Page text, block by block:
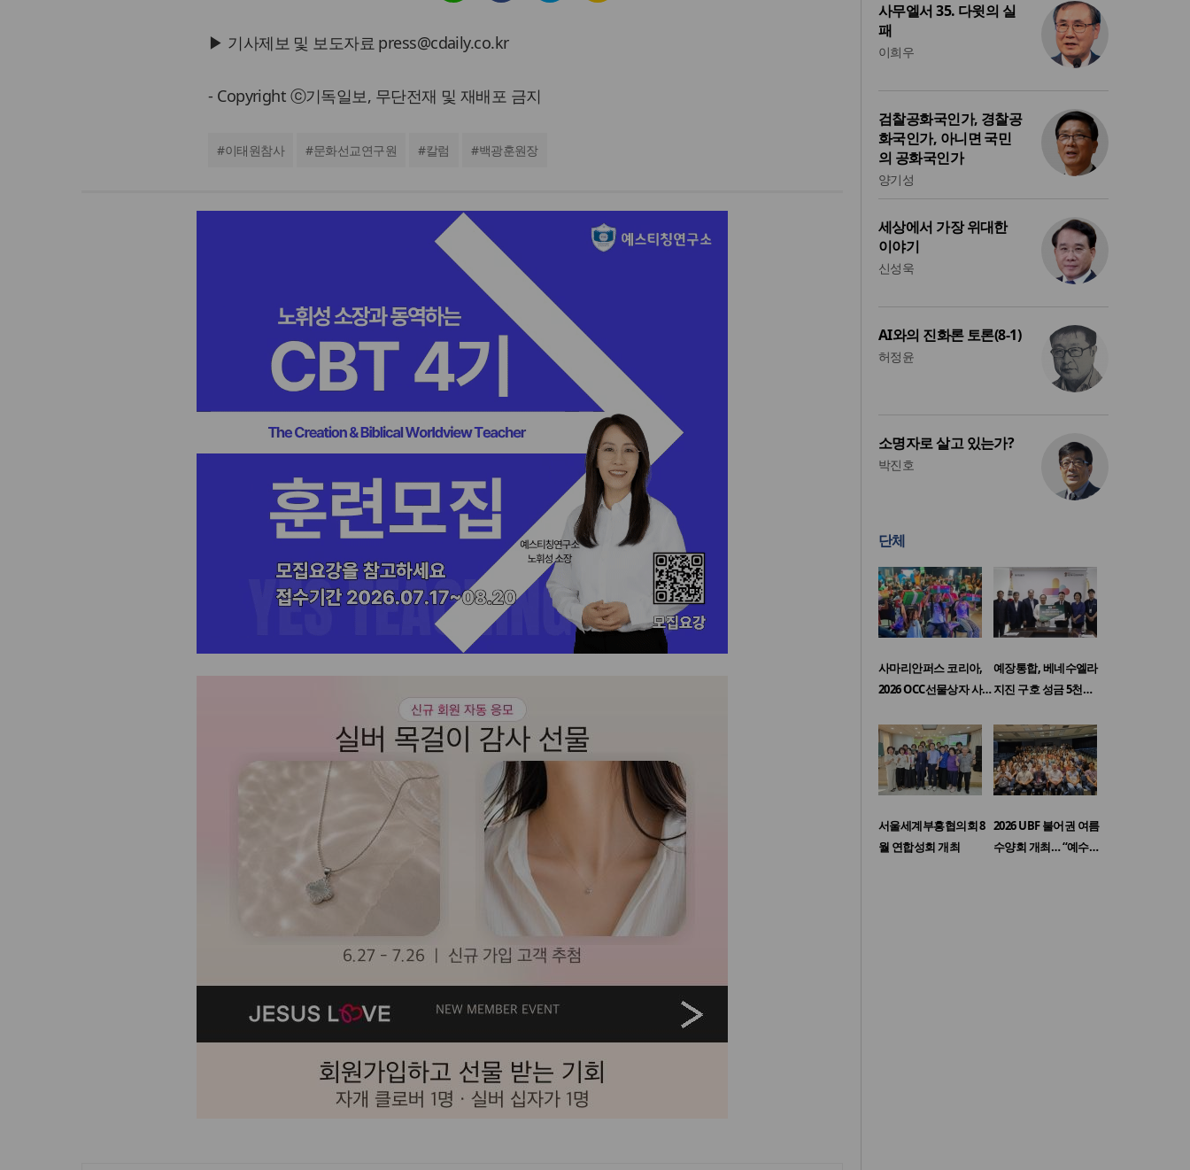
▶ 기사제보 및 보도자료 press@cdaily.co.kr
- Copyright ⓒ기독일보, 무단전재 및 재배포 금지
#이태원참사 #문화선교연구원 #칼럼 #백광훈원장
사무엘서 35. 다윗의 실
패
이희우
검찰공화국인가, 경찰공
화국인가, 아니면 국민
의 공화국인가
양기성
세상에서 가장 위대한
이야기
신성욱
AI와의 진화론 토론(8-1)
허정윤
소명자로 살고 있는가?
박진호
단체
사마리안퍼스 코리아,
2026 OCC선물상자 사…
예장통합, 베네수엘라
지진 구호 성금 5천…
서울세계부흥협의회 8
월 연합성회 개최
2026 UBF 불어권 여름
수양회 개최… “예수…